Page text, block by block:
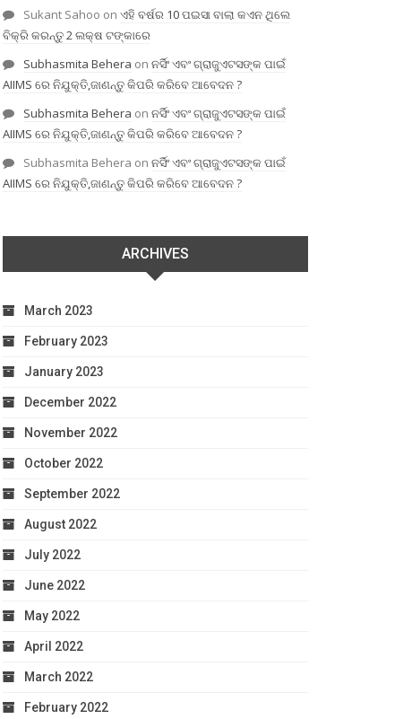
Sukant Sahoo on ଏହି ବର୍ଷର 10 ପଇସା ବାଲା କଏନ ଥିଲେ
ବିକ୍ରି କରନ୍ତୁ 2 ଲକ୍ଷ ଟଙ୍କାରେ
Subhasmita Behera on ନର୍ସିଂ ଏବଂ ଗ୍ରାଜୁଏଟସଙ୍କ ପାଇଁ
AIIMS ରେ ନିଯୁକ୍ତି,ଜାଣନ୍ତୁ କିପରି କରିବେ ଆବେଦନ ?
Subhasmita Behera on ନର୍ସିଂ ଏବଂ ଗ୍ରାଜୁଏଟସଙ୍କ ପାଇଁ
AIIMS ରେ ନିଯୁକ୍ତି,ଜାଣନ୍ତୁ କିପରି କରିବେ ଆବେଦନ ?
Subhasmita Behera on ନର୍ସିଂ ଏବଂ ଗ୍ରାଜୁଏଟସଙ୍କ ପାଇଁ
AIIMS ରେ ନିଯୁକ୍ତି,ଜାଣନ୍ତୁ କିପରି କରିବେ ଆବେଦନ ?
ARCHIVES
March 2023
February 2023
January 2023
December 2022
November 2022
October 2022
September 2022
August 2022
July 2022
June 2022
May 2022
April 2022
March 2022
February 2022